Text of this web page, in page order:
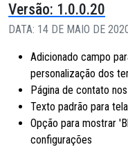
Versão: 1.0.0.20
DATA: 14 DE MAIO DE
Adicionado campo
personalização dos
Página de contato
Texto padrão para
Opção para mostrar
configurações